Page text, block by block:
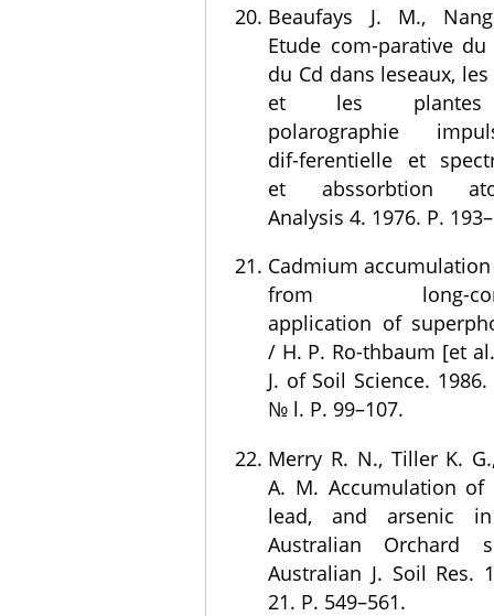
Beaufays J. M.,
Etude com-parative du
du Cd dans leseaux,
et les
polarographie
dif-ferentielle et
et abssorbtion
Analysis 4. 1976. P.
Cadmium
from long-
application of
/ H. P. Ro-thbaum [et
J. of Soil Science.
№ l. P. 99–107.
Merry R. N., Tiller K.
A. M. Accumulation of
lead, and arsenic
Australian Orchard
Australian J. Soil Res.
21. P. 549–561.